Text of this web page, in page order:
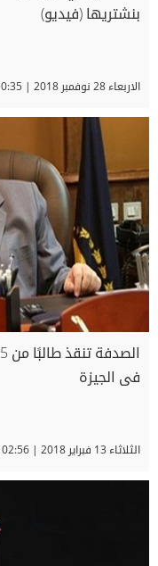
بنشتريها (فيديو)
الاربعاء 28 نوفمبر 2018 | 10:35 مساءً
فى الجيزة
الثلاثاء 13 فبراير 2018 | 02:56 مساءً